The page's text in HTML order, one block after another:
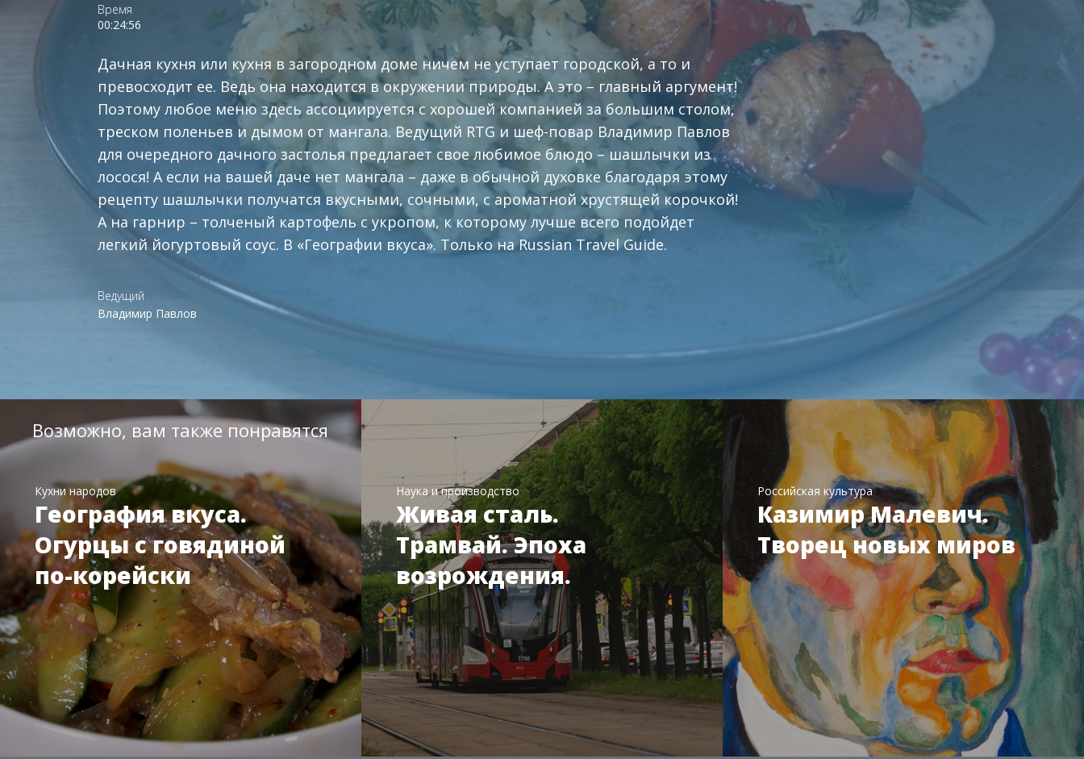
Время
00:24:56
Дачная кухня или кухня в загородном доме ничем не уступает городской, а то и
превосходит ее. Ведь она находится в окружении природы. А это – главный аргумент!
Поэтому любое меню здесь ассоциируется с хорошей компанией за большим столом,
треском поленьев и дымом от мангала. Ведущий RTG и шеф-повар Владимир Павлов
для очередного дачного застолья предлагает свое любимое блюдо – шашлычки из
лосося! А если на вашей даче нет мангала – даже в обычной духовке благодаря этому
рецепту шашлычки получатся вкусными, сочными, с ароматной хрустящей корочкой!
А на гарнир – толченый картофель с укропом, к которому лучше всего подойдет
легкий йогуртовый соус. В «Географии вкуса». Только на Russian Travel Guide.
Ведущий
Владимир Павлов
Возможно, вам также понравятся
Кухни народов
География вкуса.
Огурцы с говядиной
по-корейски
Наука и производство
Живая сталь.
Трамвай. Эпоха
возрождения.
Российская культура
Казимир Малевич.
Творец новых миров